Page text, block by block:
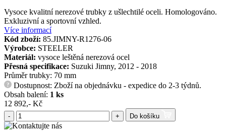
Vysoce kvalitní nerezové trubky z ušlechtilé oceli. Homologováno.
Exkluzivní a sportovní vzhled.
Více informací
Kód zboží: 85.JIMNY-R1276-06
Výrobce: STEELER
Materiál: vysoce leštěná nerezová ocel
Přesná specifikace: Suzuki Jimny, 2012 - 2018
Průměr trubky: 70 mm
?
Dostupnost: Zboží na objednávku - expedice do 2-3 týdnů.
Obsah balení: 1 ks
12 892,- Kč
- + Do košíku